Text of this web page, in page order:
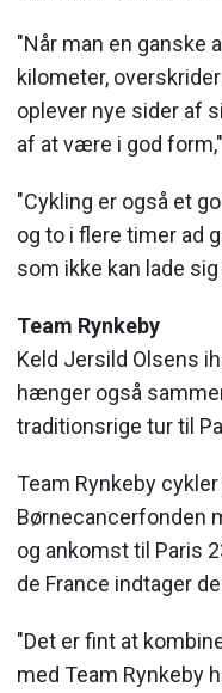
"Når man en ganske
kilometer,
oplever nye sider af
af at være i god
"Cykling er også et
og to i flere timer ad
som ikke kan lade
Team Rynkeby
Keld Jersild Olsens
hænger også
traditionsrige tur til
Team Rynkeby
Børnecancerfonden
og ankomst til Paris
de France indtager
"Det er fint at
med Team Rynkeby